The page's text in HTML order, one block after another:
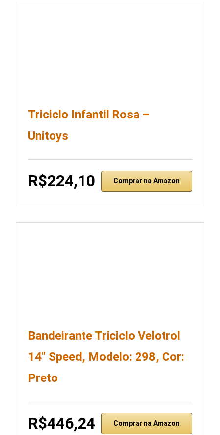
Triciclo Infantil Rosa –
Unitoys
R$224,10 Comprar na Amazon
Bandeirante Triciclo Velotrol
14″ Speed, Modelo: 298, Cor:
Preto
R$446,24 Comprar na Amazon